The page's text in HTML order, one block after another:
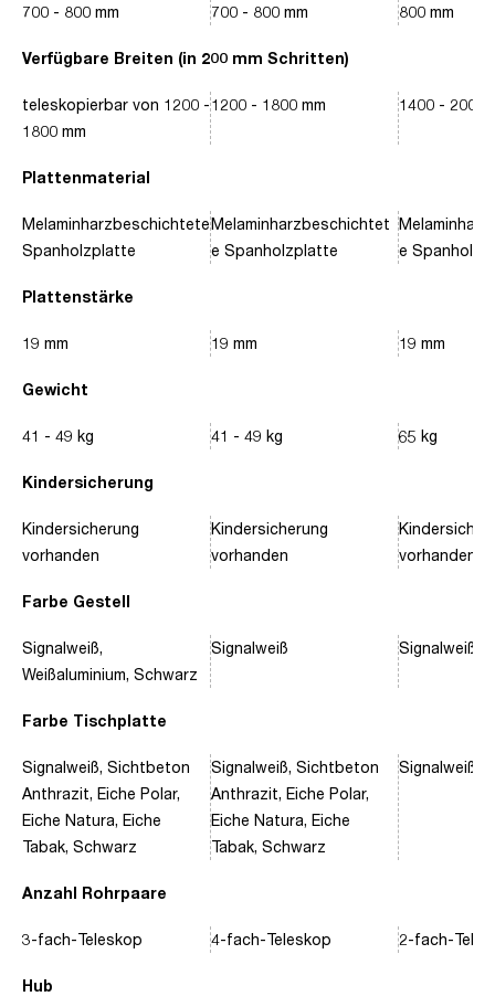
Verfügbare Breiten (in 200 mm Schritten)
Plattenmaterial
Plattenstärke
Gewicht
Kindersicherung
Farbe Gestell
Farbe Tischplatte
Anzahl Rohrpaare
Hub
700 - 800 mm
teleskopierbar von 1200 -
1800 mm
Melaminharzbeschichtete
Spanholzplatte
19 mm
41 - 49 kg
Kindersicherung
vorhanden
Signalweiß,
Weißaluminium, Schwarz
Signalweiß, Sichtbeton
Anthrazit, Eiche Polar,
Eiche Natura, Eiche
Tabak, Schwarz
3-fach-Teleskop
700 - 800 mm
1200 - 1800 mm
Melaminharzbeschichtet
e Spanholzplatte
19 mm
41 - 49 kg
Kindersicherung
vorhanden
Signalweiß
Signalweiß, Sichtbeton
Anthrazit, Eiche Polar,
Eiche Natura, Eiche
Tabak, Schwarz
4-fach-Teleskop
800 mm
1400 - 2000
e
19 mm
65 kg
vorhanden
Signalweiß,
Signalweiß,
2-fach-